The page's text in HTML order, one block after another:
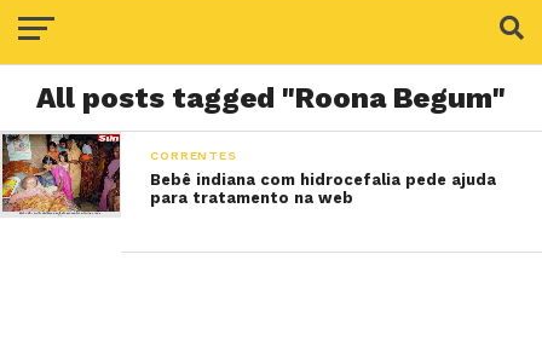
All posts tagged "Roona Begum"
CORRENTES
Bebê indiana com hidrocefalia pede ajuda
para tratamento na web